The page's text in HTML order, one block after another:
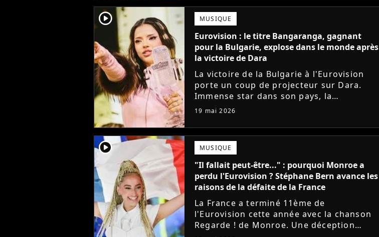
player2 MUSIQUE
Eurovision : le titre Bangaranga, gagnant
pour la Bulgarie, explose dans le monde après
la victoire de Dara
La victoire de la Bulgarie à l'Eurovision
porte un coup de projecteur sur Dara.
Immense star dans son pays, la
chanteuse pop voit sa chanson
quatre...
19 mai 2026
player2 MUSIQUE
"Il fallait peut-être..." : pourquoi Monroe a
perdu l'Eurovision ? Stéphane Bern avance les
raisons de la défaite de la France
La France a terminé 11ème de
l'Eurovision cette année avec la chanson
Regarde ! de Monroe. Une déception